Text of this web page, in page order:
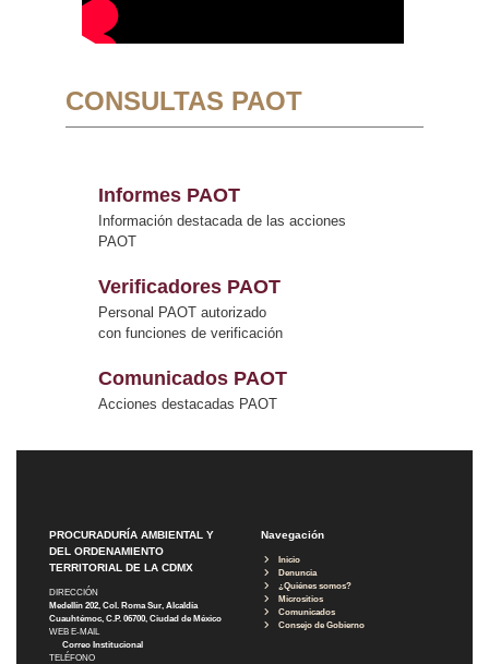
CONSULTAS PAOT
Informes PAOT
Información destacada de las acciones
PAOT
Verificadores PAOT
Personal PAOT autorizado
con funciones de verificación
Comunicados PAOT
Acciones destacadas PAOT
PROCURADURÍA AMBIENTAL Y
DEL ORDENAMIENTO
TERRITORIAL DE LA CDMX
DIRECCIÓN
Medellín 202, Col. Roma Sur, Alcaldía
Cuauhtémoc, C.P. 06700, Ciudad de México
WEB E-MAIL
Correo Institucional
TELÉFONO
Navegación
Inicio
Denuncia
¿Quiénes somos?
Micrositios
Comunicados
Consejo de Gobierno